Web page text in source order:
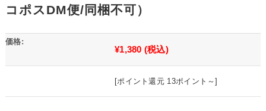
コポスDM便/同梱不可）
価格:
¥1,380 (税込)
[ポイント還元 13ポイント～]